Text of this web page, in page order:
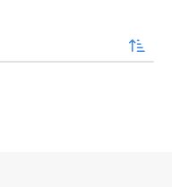
enviar